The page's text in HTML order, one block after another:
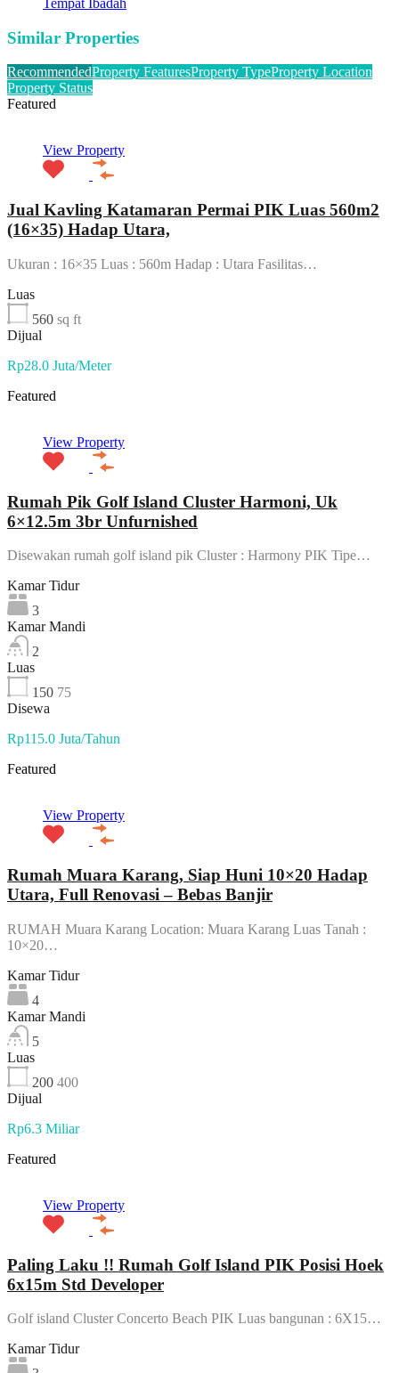
Tempat Ibadah
Similar Properties
RecommendedProperty FeaturesProperty TypeProperty Location
Property Status
Featured
View Property
Jual Kavling Katamaran Permai PIK Luas 560m2
(16×35) Hadap Utara,
Ukuran : 16×35 Luas : 560m Hadap : Utara Fasilitas…
Luas
560 sq ft
Dijual
Rp28.0 Juta/Meter
Featured
View Property
Rumah Pik Golf Island Cluster Harmoni, Uk
6×12.5m 3br Unfurnished
Disewakan rumah golf island pik Cluster : Harmony PIK Tipe…
Kamar Tidur
3
Kamar Mandi
2
Luas
150 75
Disewa
Rp115.0 Juta/Tahun
Featured
View Property
Rumah Muara Karang, Siap Huni 10×20 Hadap
Utara, Full Renovasi – Bebas Banjir
RUMAH Muara Karang Location: Muara Karang Luas Tanah :
10×20…
Kamar Tidur
4
Kamar Mandi
5
Luas
200 400
Dijual
Rp6.3 Miliar
Featured
View Property
Paling Laku !! Rumah Golf Island PIK Posisi Hoek
6x15m Std Developer
Golf island Cluster Concerto Beach PIK Luas bangunan : 6X15…
Kamar Tidur